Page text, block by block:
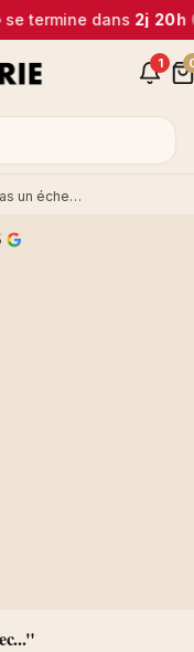
se termine dans2j 20h
1
Affiche Socrate "La chute n'est pas un échec..."